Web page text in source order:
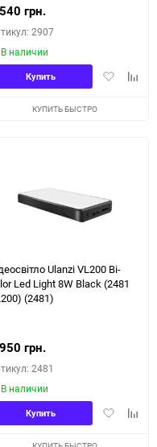
грн.
2907
В наличии
Добавить
Купить
КУПИТЬ БЫСТРО
Ulanzi VL200 Bi-
Led Light 8W Black (2481
(2481)
грн.
2481
В наличии
Добавить
Купить